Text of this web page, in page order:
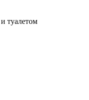
туалетом